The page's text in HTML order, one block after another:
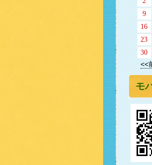
9
16
23
30
<<
モ